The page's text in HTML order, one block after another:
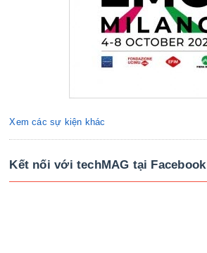
Xem các sự kiện khác
Kết nối với techMAG tại Facebook